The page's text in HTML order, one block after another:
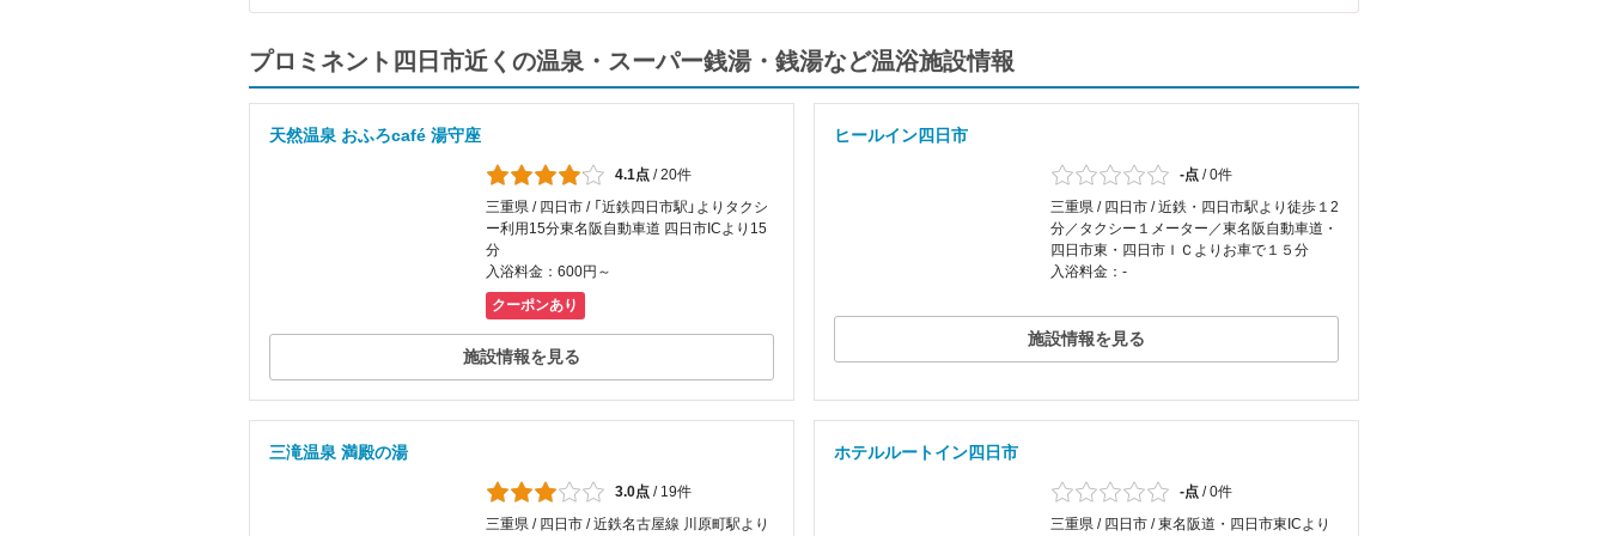
プロミネント四日市近くの温泉・スーパー銭湯・銭湯など温浴施設情報
天然温泉 おふろcafé 湯守座
4.1点 /20件
三重県 / 四日市 / 「近鉄四日市駅」よりタクシ
ー利用15分東名阪自動車道 四日市ICより15
分
入浴料金：600円～
クーポンあり
施設情報を見る
ヒールイン四日市
-点 /0件
三重県 / 四日市 / 近鉄・四日市駅より徒歩１2
分／タクシー１メーター／東名阪自動車道・
四日市東・四日市ＩＣよりお車で１５分
入浴料金：-
施設情報を見る
三滝温泉 満殿の湯
3.0点 / 19件
三重県 / 四日市 / 近鉄名古屋線 川原町駅より
ホテルルートイン四日市
-点 /0件
三重県 / 四日市 / 東名阪道・四日市東ICより